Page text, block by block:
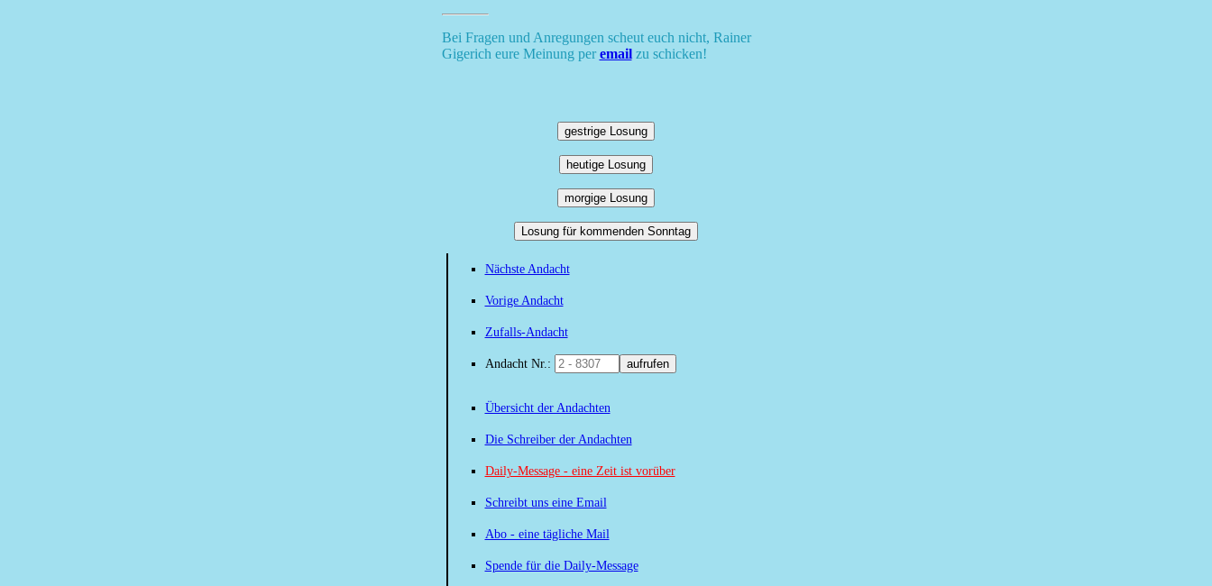
Bei Fragen und Anregungen scheut euch nicht, Rainer
Gigerich eure Meinung peremailzu schicken!
gestrige Losung
heutige Losung
morgige Losung
Losung für kommenden Sonntag
Nächste Andacht
Vorige Andacht
Zufalls-Andacht
Andacht Nr.: aufrufen
Übersicht der Andachten
Die Schreiber der Andachten
Daily-Message - eine Zeit ist vorüber
Schreibt uns eine Email
Abo - eine tägliche Mail
Spende für die Daily-Message